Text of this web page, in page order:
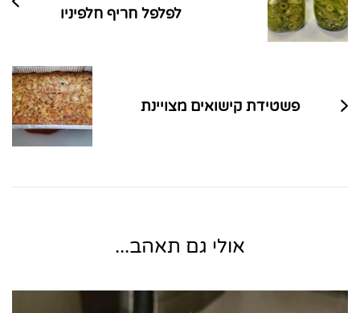
לפלפל חריף חלפיניו
פשטידת קישואים מצויינת
אולי גם תאהב...